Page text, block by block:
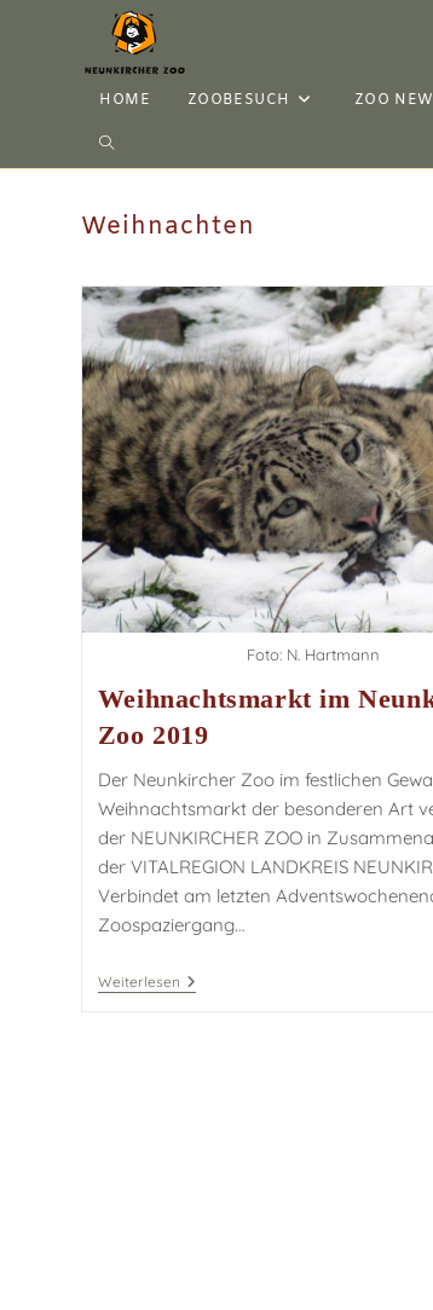
HOME ZOOBESUCH ZOO
Weihnachten
Foto: N. Hartmann
Weihnachtsmarkt im
Zoo 2019
Der Neunkircher Zoo im festlichen
Weihnachtsmarkt der besonderen Art
der NEUNKIRCHER ZOO in
der VITALREGION LANDKREIS
Verbindet am letzten
Zoospaziergang…
Weiterlesen